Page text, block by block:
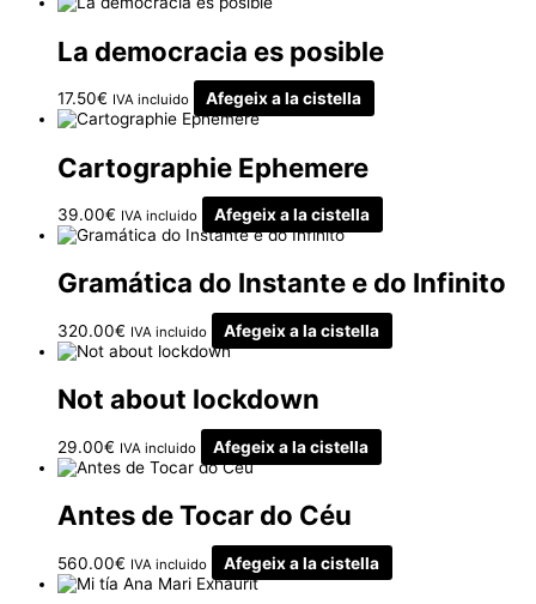
La democracia es posible
17.50€ IVA incluido Afegeix a la cistella
Cartographie Ephemere
39.00€ IVA incluido Afegeix a la cistella
Gramática do Instante e do Infinito
320.00€ IVA incluido Afegeix a la cistella
Not about lockdown
29.00€ IVA incluido Afegeix a la cistella
Antes de Tocar do Céu
560.00€ IVA incluido
Afegeix a la cistella
Exhaurit